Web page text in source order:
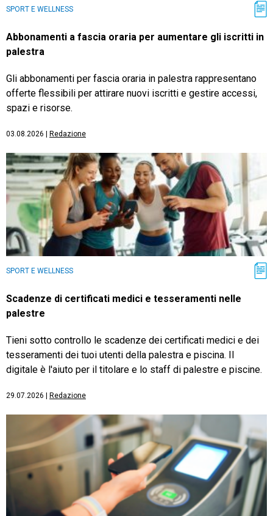
SPORT E WELLNESS
Abbonamenti a fascia oraria per aumentare gli iscritti in
palestra
Gli abbonamenti per fascia oraria in palestra rappresentano
offerte flessibili per attirare nuovi iscritti e gestire accessi,
spazi e risorse.
03.08.2026 Redazione
SPORT E WELLNESS
Scadenze di certificati medici e tesseramenti nelle
palestre
Tieni sotto controllo le scadenze dei certificati medici e dei
tesseramenti dei tuoi utenti della palestra e piscina. Il
digitale è l'aiuto per il titolare e lo staff di palestre e piscine.
29.07.2026 Redazione